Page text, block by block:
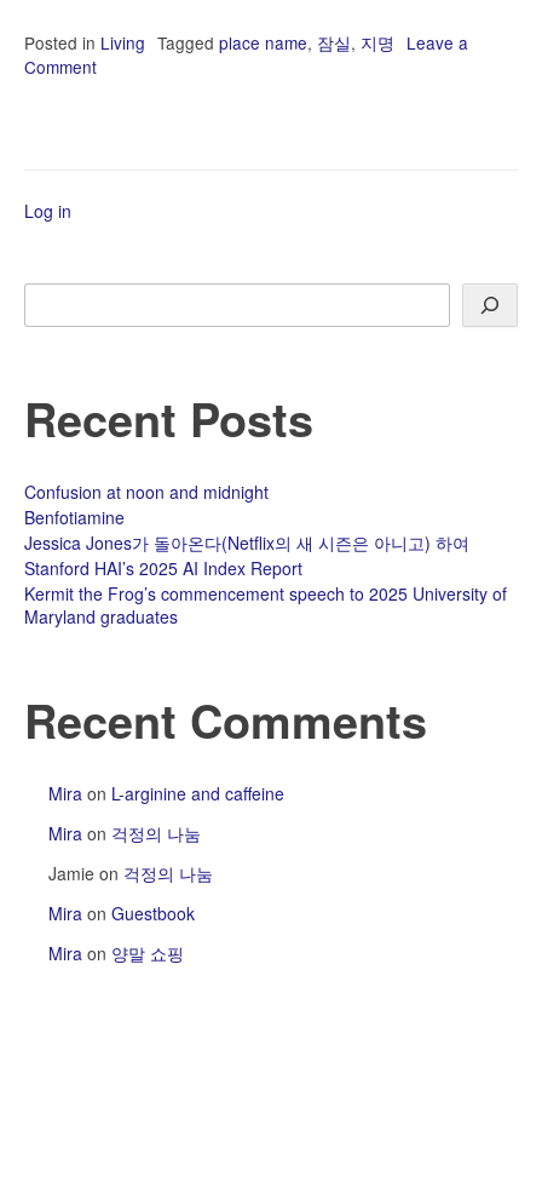
Posted in Living Tagged place name, 잠실, 지명
Leave a
Comment
는
Log in
Search
Recent Posts
Confusion at noon and midnight
Benfotiamine
Jessica Jones가 돌아온다(Netflix의 새 시즌은 아니고) 하여
Stanford HAI’s 2025 AI Index Report
Kermit the Frog’s commencement speech to 2025 University of
Maryland graduates
Recent Comments
Mira on L-arginine and caffeine
Mira on 걱정의 나눔
Jamie on 걱정의 나눔
Mira on Guestbook
Mira on 양말 쇼핑